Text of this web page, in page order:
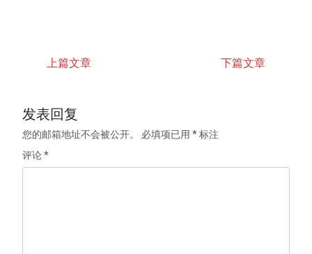
上篇文章 下篇文章
发表回复
您的邮箱地址不会被公开。 必填项已用*标注
评论*